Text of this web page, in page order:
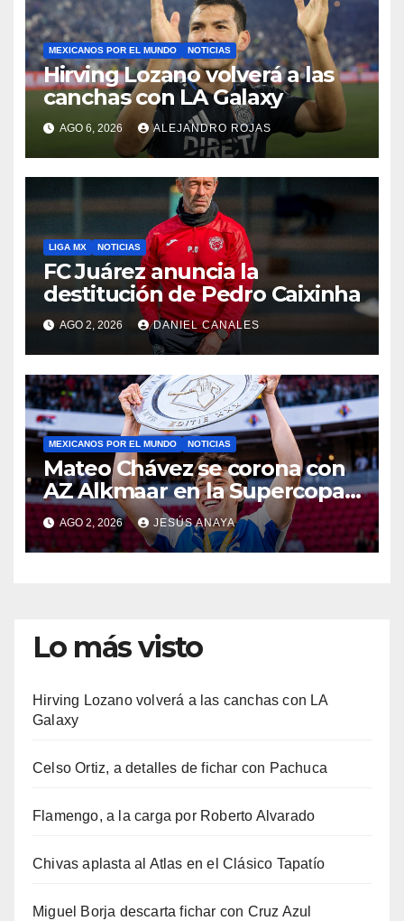
MEXICANOS POR EL MUNDO NOTICIAS
Hirving Lozano volverá a las
canchas con LA Galaxy
AGO 6, 2026 ALEJANDRO ROJAS
LIGA MX NOTICIAS
FC Juárez anuncia la
destitución de Pedro Caixinha
AGO 2, 2026 DANIEL CANALES
MEXICANOS POR EL MUNDO NOTICIAS
Mateo Chávez se corona con
AZ Alkmaar en la Supercopa
de Países Bajos
AGO 2, 2026 JESÚS ANAYA
Lo más visto
Hirving Lozano volverá a las canchas con LA
Galaxy
Celso Ortiz, a detalles de fichar con Pachuca
Flamengo, a la carga por Roberto Alvarado
Chivas aplasta al Atlas en el Clásico Tapatío
Miguel Borja descarta fichar con Cruz Azul